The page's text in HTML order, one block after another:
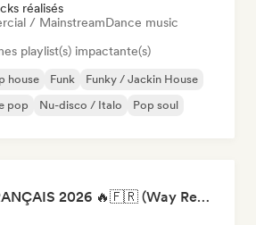
réalisés
/ MainstreamDance music
playlist(s) impactante(s)
house Funk
Funky / Jackin House
pop Nu-disco / Italo Pop soul
RAP FRANÇAIS 2026 🔥🇫🇷 (Way Records)